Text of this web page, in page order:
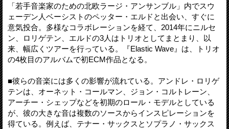
「若手音楽家のための北欧ラージ・アンサンブル」内でスウ
ェーデン人ベーシストのペッター・エルドと出会い、すぐに
意気投合。多様なコラボレーションを経て、2014年にニルセ
ン、ロリゲテン、エルドの3人はトリオとしてまとまり、以
来、幅広くツアーを行っている。『Elastic Wave』は、トリオ
の4枚目のアルバムで初ECM作品となる。
■彼らの音楽には多くの影響が流れている。アンドレ・ロリゲ
テンは、オーネット・コールマン、ジョン・コルトレーン、
アーチー・シェップなどを初期のロール・モデルとしている
が、彼の大きな音は複数のソースからインスピレーションを
得ている。例えば、テナー・サックスとソプラノ・サックス